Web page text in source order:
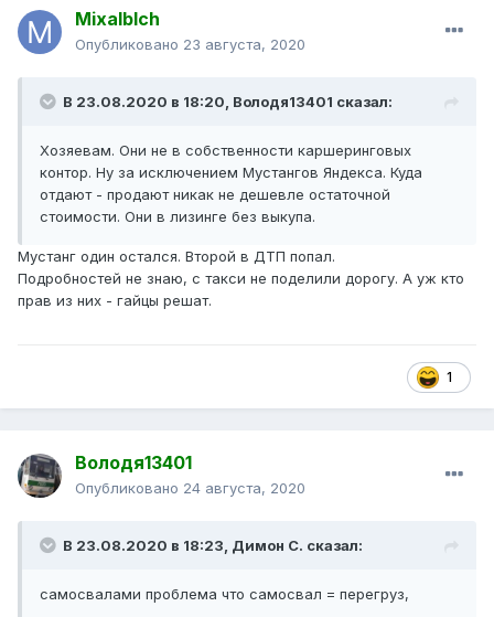
Mixalblch
Опубликовано 23 августа, 2020
В 23.08.2020 в 18:20, Володя13401 сказал:
Хозяевам. Они не в собственности каршеринговых
контор. Ну за исключением Мустангов Яндекса. Куда
отдают - продают никак не дешевле остаточной
стоимости. Они в лизинге без выкупа.
Мустанг один остался. Второй в ДТП попал.
Подробностей не знаю, с такси не поделили дорогу. А уж кто
прав из них - гайцы решат.
1
Володя13401
Опубликовано 24 августа, 2020
В 23.08.2020 в 18:23, Димон С. сказал:
самосвалами проблема что самосвал = перегруз,